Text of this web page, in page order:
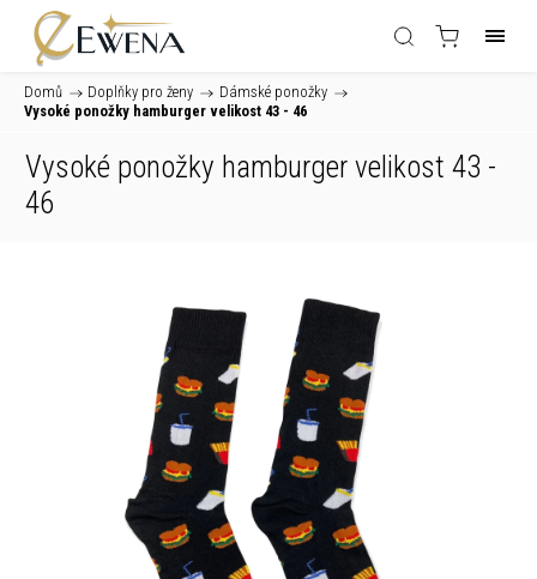
Domů / Doplňky pro ženy / Dámské ponožky /
Vysoké ponožky hamburger velikost 43 - 46
Vysoké ponožky hamburger velikost 43 -
46